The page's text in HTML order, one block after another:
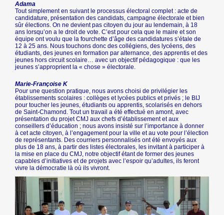
Adama
Tout simplement en suivant le processus électoral complet : acte de
candidature, présentation des candidats, campagne électorale et bien
sûr élections. On ne devient pas citoyen du jour au lendemain, à 18
ans lorsqu’on a le droit de vote. C’est pour cela que le maire et son
équipe ont voulu que la fourchette d’âge des candidatures s’étale de
12 à 25 ans. Nous touchons donc des collégiens, des lycéens, des
étudiants, des jeunes en formation par alternance, des apprentis et des
jeunes hors circuit scolaire… avec un objectif pédagogique : que les
jeunes s’approprient la « chose » électorale.
Marie-Françoise K
Pour une question pratique, nous avons choisi de privilégier les
établissements scolaires : collèges et lycées publics et privés ; le BIJ
pour toucher les jeunes, étudiants ou apprentis, scolarisés en dehors
de Saint-Chamond. Tout un travail a été effectué en amont, avec
présentation du projet CMJ aux chefs d’établissement et aux
conseillers d’éducation ; nous avons insisté sur l’importance à donner
à cet acte citoyen, à l’engagement pour la ville et au vote pour l’élection
de représentants. Des courriers personnalisés ont été envoyés aux
plus de 18 ans, à partir des listes électorales, les invitant à participer à
la mise en place du CMJ, notre objectif étant de former des jeunes
capables d’initiatives et de projets avec l’espoir qu’adultes, ils feront
vivre la démocratie là où ils vivront.